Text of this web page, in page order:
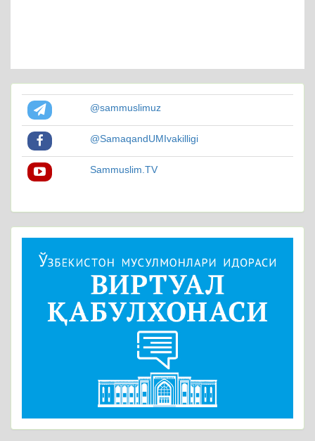
@sammuslimuz
@SamaqandUMIvakilligi
Sammuslim.TV